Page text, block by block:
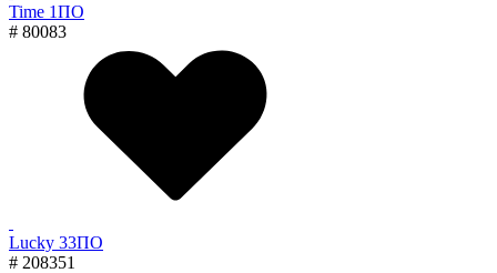
Time 1ПО
# 80083
Lucky 33ПО
# 208351